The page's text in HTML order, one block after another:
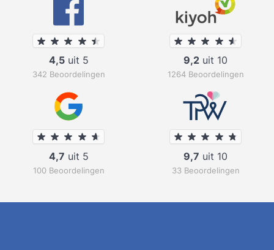
4,5uit 5
342 Beoordelingen
9,2 uit 10
1264 Beoordelingen
4,7 uit 5
100 Beoordelingen
9,7 uit 10
33 Beoordelingen